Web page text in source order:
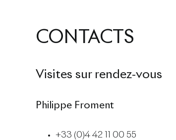
CONTACTS
Visites sur rendez-vous
Philippe Froment
+33 (0)4 42 11 00 55